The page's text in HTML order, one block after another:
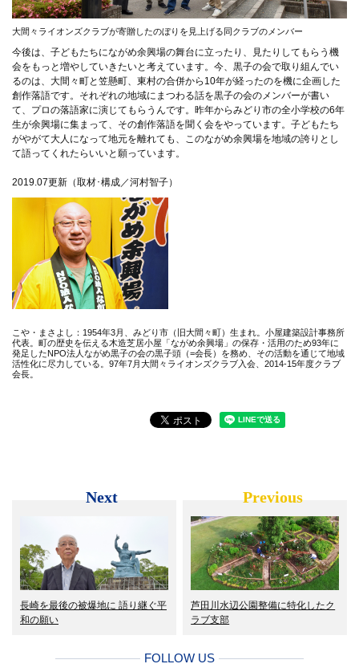
大間々ライオンズクラブが寄贈したのぼりを見上げる同クラブのメンバー
今後は、子どもたちにながめ余興場の舞台に立ったり、見たりしてもらう機
会をもっと増やしていきたいと考えています。今、黒子の会で取り組んでい
るのは、大間々町と笠懸町、東村の合併から10年が経ったのを機に企画した
創作落語です。それぞれの地域にまつわる話を黒子の会のメンバーが書い
て、プロの落語家に演じてもらうんです。昨年からみどり市の全小学校の6年
生が余興場に集まって、その創作落語を聞く会をやっています。子どもたち
がやがて大人になって地元を離れても、このながめ余興場を地域の誇りとし
て語ってくれたらいいと願っています。
2019.07更新（取材･構成／河村智子）
こや・まさよし：1954年3月、みどり市（旧大間々町）生まれ。小屋建築設計事務所
代表。町の歴史を伝える木造芝居小屋「ながめ余興場」の保存・活用のため93年に
発足したNPO法人ながめ黒子の会の黒子頭（=会長）を務め、その活動を通じて地域
活性化に尽力している。97年7月大間々ライオンズクラブ入会、2014-15年度クラブ
会長。
Next
長崎を最後の被爆地に 語り継ぐ平
和の願い
Previous
芦田川水辺公園整備に特化したク
ラブ支部
FOLLOW US